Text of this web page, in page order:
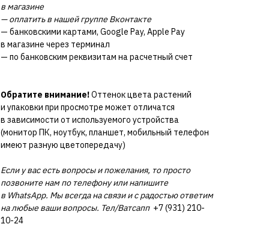
в магазине
— оплатить в нашей группе Вконтакте
— банковскими картами, Google Pay, Apple Pay
в магазине через терминал
— по банковским реквизитам на расчетный счет
Обратите внимание!Оттенок цвета растений
и упаковки при просмотре может отличатся
в зависимости от используемого устройства
(монитор ПК, ноутбук, планшет, мобильный телефон
имеют разную цветопередачу)
Если у вас есть вопросы и пожелания, то просто
позвоните нам по телефону или напишите
в WhatsApp. Мы всегда на связи и с радостью ответим
на любые ваши вопросы. Тел/Ватсапп +7 (931) 210-
10-24